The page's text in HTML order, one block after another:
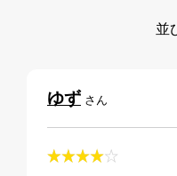
並
ゆずさん